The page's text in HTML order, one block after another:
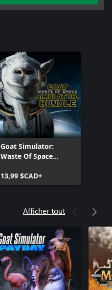
Goat Simulator:
Waste Of Space
13,99 $CAD+
Afficher tout